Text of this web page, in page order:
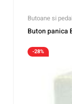
Butoane si
Buton panica
-28%